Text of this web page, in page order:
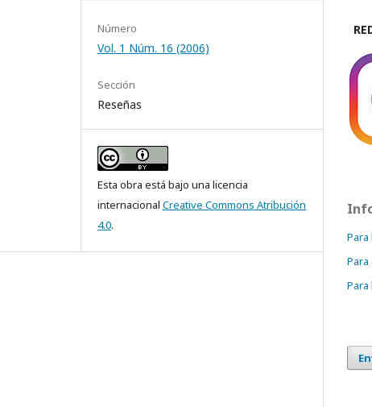
Número
Vol. 1 Núm. 16 (2006)
Sección
Reseñas
Esta obra está bajo una licencia
internacional Creative Commons Atribución
4.0.